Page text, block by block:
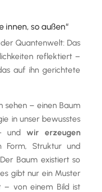
innen, so außen“
Quantenwelt: Das
reflektiert –
auf ihn gerichtete
sehen – einen Baum
in unser bewusstes
– undwir erzeugen
Form, Struktur und
Baum existiert so
gibt nur ein Muster
– von einem Bild ist